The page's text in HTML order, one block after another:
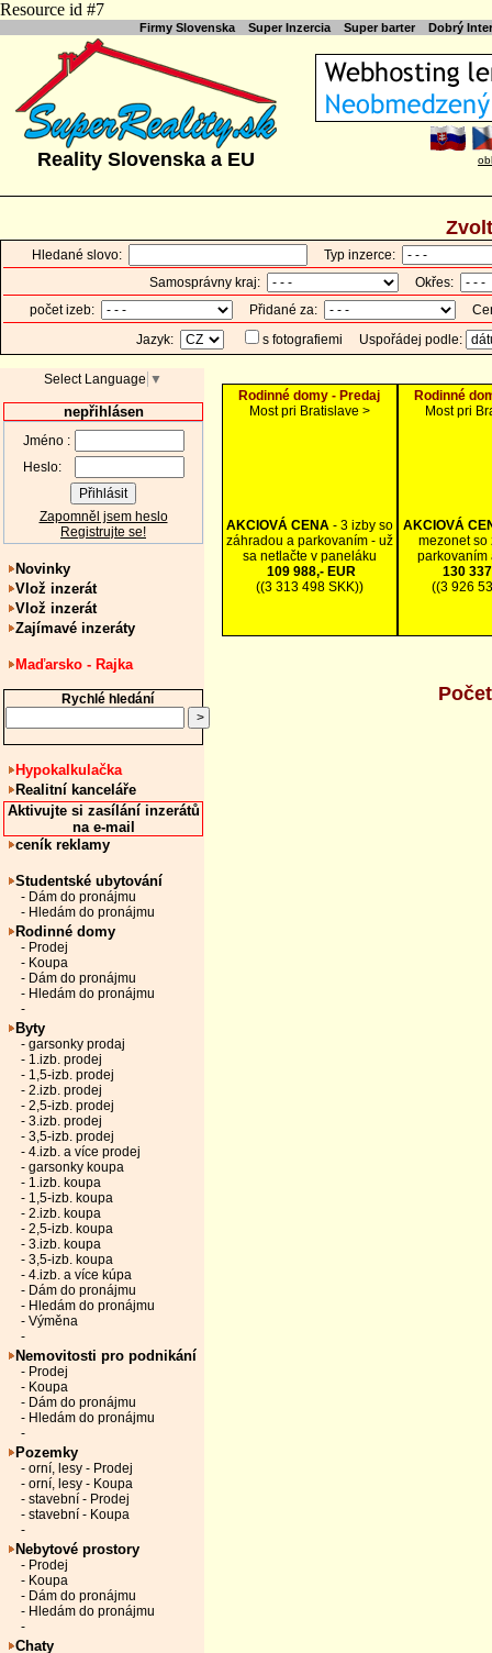
Resource id #7
Firmy Slovenska Super Inzercia Super barter Dobrý
Reality Slovenska a EU
Hledané slovo:
Typ inzerce:
Samosprávny kraj:
Okřes:
počet izeb:
Přidané za:
Jazyk:
s fotografiemi Uspořádej podle:
Select Language ▼
nepřihlásen
Jméno :
Heslo:
Zapomněl jsem heslo
Registrujte se!
Novinky
Vlož inzerát
Vlož inzerát
Zajímavé inzeráty
Maďarsko - Rajka
Rychlé hledání
Hypokalkulačka
Realitní kanceláře
Aktivujte si zasílání inzerátů
na e-mail
ceník reklamy
Studentské ubytování
- Dám do pronájmu
- Hledám do pronájmu
Rodinné domy
- Prodej
- Koupa
- Dám do pronájmu
- Hledám do pronájmu
-
Byty
- garsonky prodaj
- 1.izb. prodej
- 1,5-izb. prodej
- 2.izb. prodej
- 2,5-izb. prodej
- 3.izb. prodej
- 3,5-izb. prodej
- 4.izb. a více prodej
- garsonky koupa
- 1.izb. koupa
- 1,5-izb. koupa
- 2.izb. koupa
- 2,5-izb. koupa
- 3.izb. koupa
- 3,5-izb. koupa
- 4.izb. a více kúpa
- Dám do pronájmu
- Hledám do pronájmu
- Výměna
-
Nemovitosti pro podnikání
- Prodej
- Koupa
- Dám do pronájmu
- Hledám do pronájmu
-
Pozemky
- orní, lesy - Prodej
- orní, lesy - Koupa
- stavební - Prodej
- stavební - Koupa
-
Nebytové prostory
- Prodej
- Koupa
- Dám do pronájmu
- Hledám do pronájmu
-
Chaty
Rodinné domy - Predaj
Most pri Bratislave >
AKCIOVÁ CENA - 3 izby so
záhradou a parkovaním - už
sa netlačte v paneláku
109 988,- EUR
((3 313 498 SKK))
Rodinné
Most pri
AKCIOVÁ
mezonet so
parkovaním
130
((3 926